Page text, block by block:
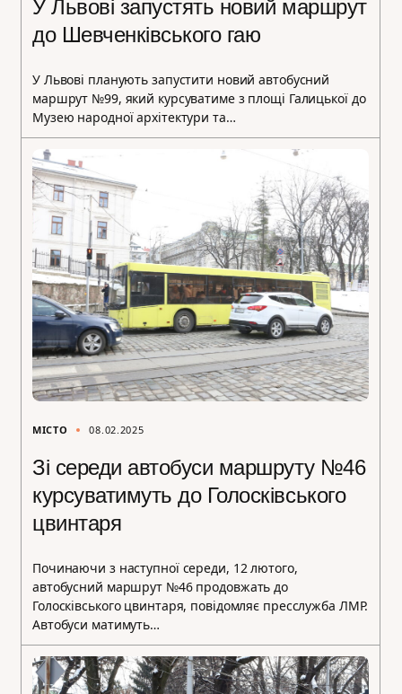
У Львові запустять новий маршрут
до Шевченківського гаю
У Львові планують запустити новий автобусний
маршрут №99, який курсуватиме з площі Галицької до
Музею народної архітектури та…
МІСТО 08.02.2025
Зі середи автобуси маршруту №46
курсуватимуть до Голосківського
цвинтаря
Починаючи з наступної середи, 12 лютого,
автобусний маршрут №46 продовжать до
Голосківського цвинтаря, повідомляє пресслужба ЛМР.
Автобуси матимуть…